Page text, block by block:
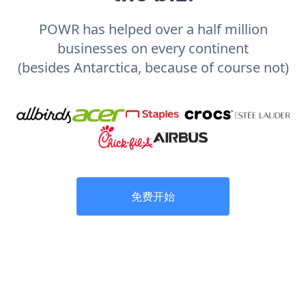
POWR has helped over a half million
businesses on every continent
(besides Antarctica, because of course not)
免费开始